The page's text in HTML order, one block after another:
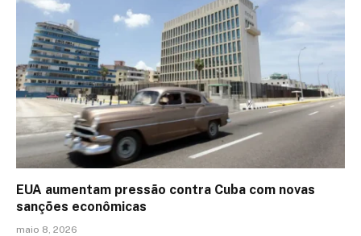
EUA aumentam pressão contra Cuba com novas
sanções econômicas
maio 8, 2026